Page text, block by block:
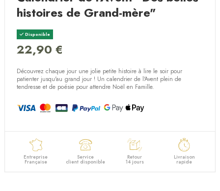
histoires de Grand-mère"
Disponible
22,90 €
Découvrez chaque jour une jolie petite histoire à lire le soir pour
patienter jusqu'au grand jour ! Un calendrier de l'Avent plein de
tendresse et de poésie pour attendre Noël en Famille.
Entreprise
Française
Service
client disponible
Retour
14 jours
Livraison
rapide